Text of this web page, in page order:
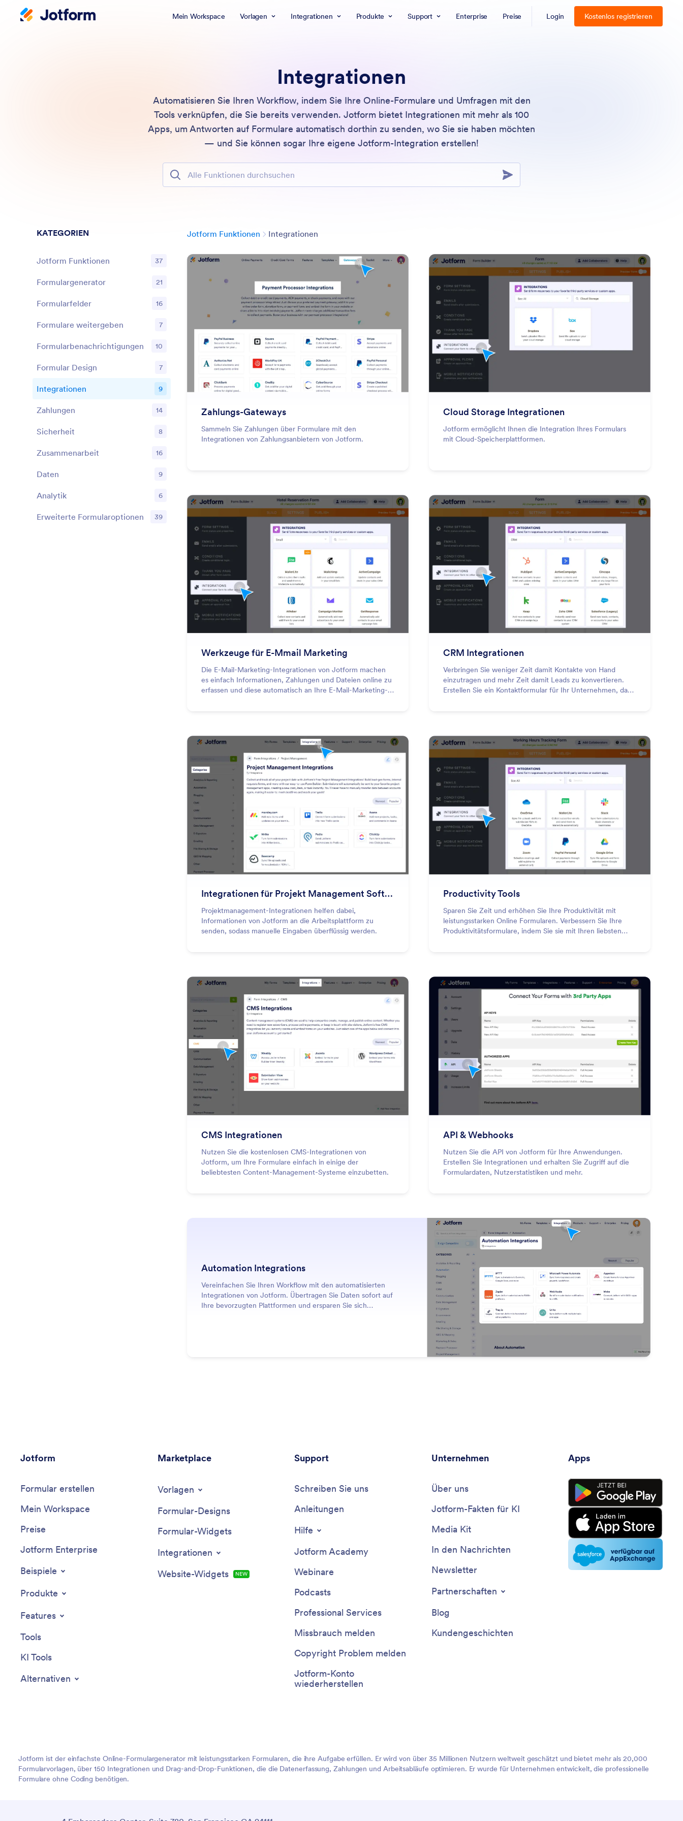
Mein Workspace Vorlagen Integrationen Produkte Support Enterprise Preise Login Kostenlos registrieren
Integrationen
Automatisieren Sie Ihren Workflow, indem Sie Ihre Online-Formulare und Umfragen mit den
Tools verknüpfen, die Sie bereits verwenden. Jotform bietet Integrationen mit mehr als 100
Apps, um Antworten auf Formulare automatisch dorthin zu senden, wo Sie sie haben möchten
— und Sie können sogar Ihre eigene Jotform-Integration erstellen!
Alle Funktionen durchsuchen
Jotform Funktionen Integrationen
Zahlungs-Gateways
Sammeln Sie Zahlungen über Formulare mit den
Integrationen von Zahlungsanbietern von Jotform.
Vorschau: Cloud Storage Integrations
Cloud Storage Integrationen
Jotform ermöglicht Ihnen die Integration Ihres Formulars
mit Cloud-Speicherplattformen.
Vorschau: Email Marketing Tools
Werkzeuge für E-Mmail Marketing
Die E-Mail-Marketing-Integrationen von Jotform machen
es einfach Informationen, Zahlungen und Dateien online zu
erfassen und diese automatisch an Ihre E-Mail-Marketing-
Vorschau: CRM Integrations
CRM Integrationen
Verbringen Sie weniger Zeit damit Kontakte von Hand
einzutragen und mehr Zeit damit Leads zu konvertieren.
Erstellen Sie ein Kontaktformular für Ihr Unternehmen, das
Vorschau: Project Management Software Integrations
Integrationen für Projekt Management Software
Projektmanagement-Integrationen helfen dabei,
Informationen von Jotform an die Arbeitsplattform zu
senden, sodass manuelle Eingaben überflüssig werden.
Vorschau: Productivity Tools
Productivity Tools
Sparen Sie Zeit und erhöhen Sie Ihre Produktivität mit
leistungsstarken Online Formularen. Verbessern Sie Ihre
Produktivitätsformulare, indem Sie sie mit Ihren liebsten
Vorschau: CMS Integrations
CMS Integrationen
Nutzen Sie die kostenlosen CMS-Integrationen von
Jotform, um Ihre Formulare einfach in einige der
beliebtesten Content-Management-Systeme einzubetten.
API & Webhooks
Nutzen Sie die API von Jotform für Ihre Anwendungen.
Erstellen Sie Integrationen und erhalten Sie Zugriff auf die
Formulardaten, Nutzerstatistiken und mehr.
Vorschau: Automation Integrations
Automation Integrations
Vereinfachen Sie Ihren Workflow mit den automatisierten
Integrationen von Jotform. Übertragen Sie Daten sofort auf
Ihre bevorzugten Plattformen und ersparen Sie sich
KATEGORIEN
Jotform Funktionen 37
Features
Formulargenerator 21
Features
Formularfelder 16
Features
Formulare weitergeben 7
Features
Formularbenachrichtigungen 10
Features
Formular Design 7
Features
Integrationen 9
Features
Zahlungen 14
Features
Sicherheit 8
Features
Zusammenarbeit 16
Features
Daten 9
Features
Analytik 6
Features
Erweiterte Formularoptionen 39
Jotform
Formular erstellen
Mein Workspace
Preise
Jotform Enterprise
Beispiele
Produkte
Features
Tools
KI Tools
Alternativen
Marketplace
Vorlagen
Formular-Designs
Formular-Widgets
Integrationen
Website-Widgets
NEU
Support
Schreiben Sie uns
Anleitungen
Hilfe
Jotform Academy
Webinare
Podcasts
Professional Services
Missbrauch melden
Copyright Problem melden
Jotform-Konto
wiederherstellen
Unternehmen
Über uns
Jotform-Fakten für KI
Media Kit
In den Nachrichten
Newsletter
Partnerschaften
Blog
Kundengeschichten
Apps
Jotform ist der einfachste Online-Formulargenerator mit leistungsstarken Formularen, die ihre Aufgabe erfüllen. Er wird von über 35 Millionen Nutzern weltweit geschätzt und bietet mehr als 20,000
Formularvorlagen, über 150 Integrationen und Drag-and-Drop-Funktionen, die die Datenerfassung, Zahlungen und Arbeitsabläufe optimieren. Er wurde für Unternehmen entwickelt, die professionelle
Formulare ohne Coding benötigen.